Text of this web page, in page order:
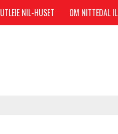
UTLEIE NIL-HUSET OM NITTEDAL IL